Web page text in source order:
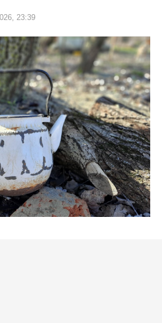
23:39